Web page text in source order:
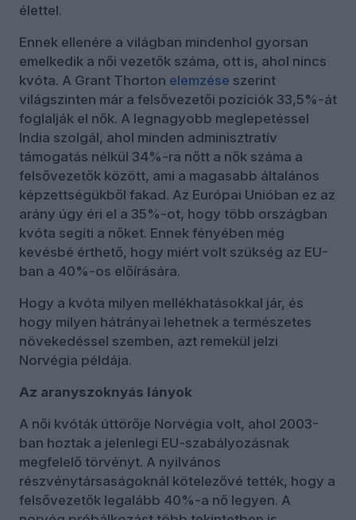
élettel.
Ennek ellenére a világban mindenhol gyorsan
emelkedik a női vezetők száma, ott is, ahol nincs
kvóta. A Grant Thorton elemzése szerint
világszinten már a felsővezetői pozíciók 33,5%-át
foglalják el nők. A legnagyobb meglepetéssel
India szolgál, ahol minden adminisztratív
támogatás nélkül 34%-ra nőtt a nők száma a
felsővezetők között, ami a magasabb általános
képzettségükből fakad. Az Európai Unióban ez az
arány úgy éri el a 35%-ot, hogy több országban
kvóta segíti a nőket. Ennek fényében még
kevésbé érthető, hogy miért volt szükség az EU-
ban a 40%-os előírására.
Hogy a kvóta milyen mellékhatásokkal jár, és
hogy milyen hátrányai lehetnek a természetes
növekedéssel szemben, azt remekül jelzi
Norvégia példája.
Az aranyszoknyás lányok
A női kvóták úttörője Norvégia volt, ahol 2003-
ban hoztak a jelenlegi EU-szabályozásnak
megfelelő törvényt. A nyilvános
részvénytársaságoknál kötelezővé tették, hogy a
felsővezetők legalább 40%-a nő legyen. A